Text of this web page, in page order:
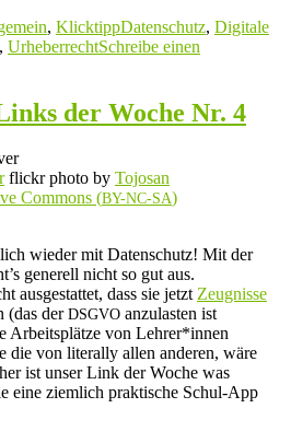
, KlicktippSchlagwörter
Datenschutz, Digitale
, UrheberrechtSchreibe einen
der Woche Nr. 4
flickr photo by Tojosan
Commons (BY-NC-SA)
wieder mit Datenschutz! Mit der
generell nicht so gut aus.
ausgestattet, dass sie jetztZeugnisse
(das derDSGVO anzulasten ist
Arbeitsplätze von Lehrer*innen
die von literally allen anderen, wäre
ist unser Link der Woche was
eine ziemlich praktische Schul-App